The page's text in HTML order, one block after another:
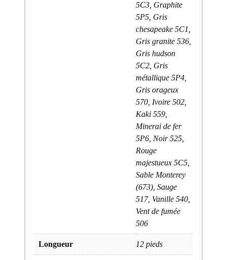
5C3, Graphite
5P5, Gris
chesapeake 5C1,
Gris granite 536,
Gris hudson
5C2, Gris
métallique 5P4,
Gris orageux
570, Ivoire 502,
Kaki 559,
Minerai de fer
5P6, Noir 525,
Rouge
majestueux 5C5,
Sable Monterey
(673), Sauge
517, Vanille 540,
Vent de fumée
506
Longueur 12 pieds